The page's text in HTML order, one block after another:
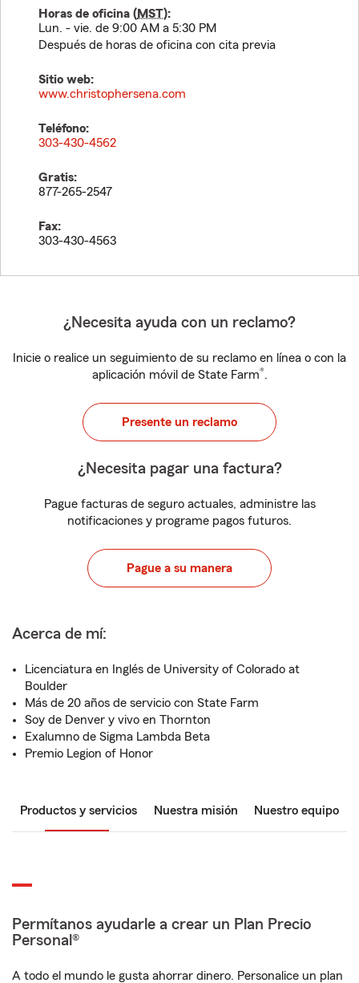
Horas de oficina (MST):
Lun. - vie. de 9:00 AM a 5:30 PM
Después de horas de oficina con cita previa
Sitio web:
www.christophersena.com
Teléfono:
303-430-4562
Gratis:
877-265-2547
Fax:
303-430-4563
¿Necesita ayuda con un reclamo?
Inicie o realice un seguimiento de su reclamo en línea o con la
aplicación móvil de State Farm®.
Presente un reclamo
¿Necesita pagar una factura?
Pague facturas de seguro actuales, administre las
notificaciones y programe pagos futuros.
Pague a su manera
Acerca de mí:
Licenciatura en Inglés de University of Colorado at
Boulder
Más de 20 años de servicio con State Farm
Soy de Denver y vivo en Thornton
Exalumno de Sigma Lambda Beta
Premio Legion of Honor
Productos y servicios Nuestra misión Nuestro equipo
Permítanos ayudarle a crear un Plan Precio
Personal®
A todo el mundo le gusta ahorrar dinero. Personalice un plan